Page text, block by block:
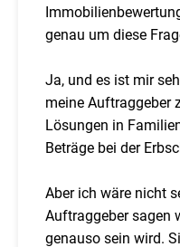
genau um diese
Ja, und es ist mir
meine Auftraggeber
Lösungen in
Beträge bei der
Aber ich wäre nicht
Auftraggeber sagen
genauso sein wird.